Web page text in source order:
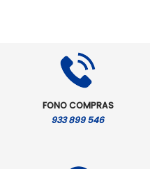
FONO COMPRAS
933 899 546